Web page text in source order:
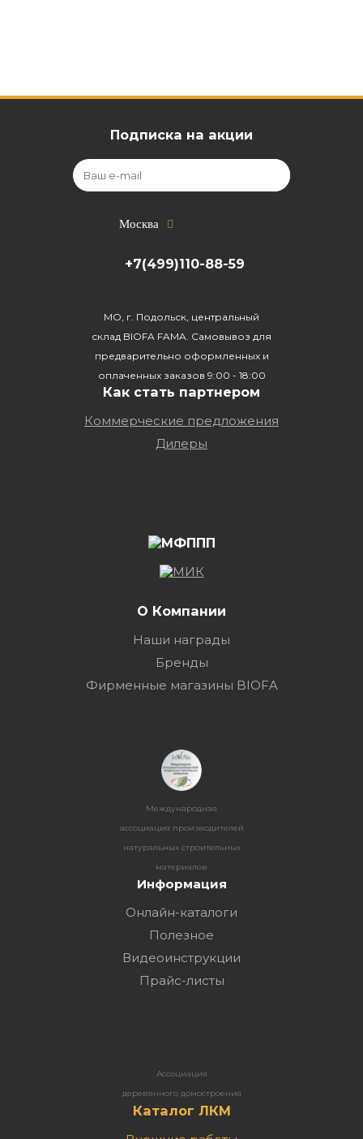
Подписка на акции
Москва
+7(499)110-88-59
МО, г. Подольск, центральный
склад BIOFA FAMA. Самовывоз для
предварительно оформленных и
оплаченных заказов 9:00 - 18:00
Как стать партнером
Коммерческие предложения
Дилеры
О Компании
Наши награды
Бренды
Фирменные магазины BIOFA
Международная
ассоциация производителей
натуральных строительных
материалов
Информация
Онлайн-каталоги
Полезное
Видеоинструкции
Прайс-листы
Ассоциация
деревянного домостроения
Каталог ЛКМ